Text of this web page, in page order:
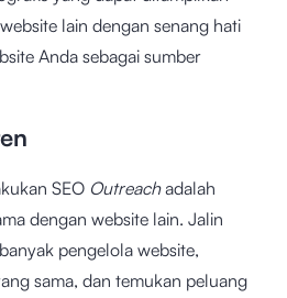
lain dengan senang hati
Anda sebagai sumber
SEO Outreachadalah
dengan website lain. Jalin
pengelola website,
sama, dan temukan peluang